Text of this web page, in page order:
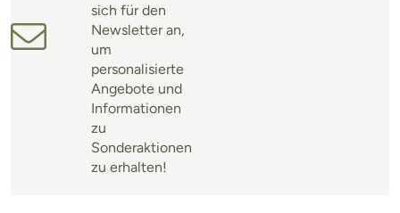
sich für den
Newsletter an,
um
personalisierte
Angebote und
Informationen
zu
Sonderaktionen
zu erhalten!